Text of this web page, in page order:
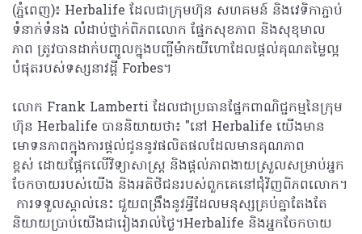
(ភ្នំពេញ)៖ Herbalife ដែលជាក្រុមហ៊ុន សហគមន៍ និងវេទិកាភ្ជាប់
ទំនាក់ទំនង លំដាប់ថ្នាក់ពិភពលោក ផ្នែកសុខភាព និងសុខុមាល
ភាព ត្រូវ​បាន​ដាក់​បញ្ចូល​ក្នុង​បញ្ជី​ម៉ាក​យីហោ​ដែលផ្តល់គុណតម្លៃល្អ​
បំផុតរបស់​ទស្សនាវដ្ដី Forbes។
លោក Frank Lamberti ដែល​ជា​ប្រធាន​ផ្នែក​ពាណិជ្ជកម្ម​នៃ​ក្រុម
ហ៊ុន Herbalife បាន​និយាយ​ថា៖ "នៅ Herbalife យើងមាន​
មោទនភាព​ក្នុង​ការ​ផ្តល់​ជូន​នូវ​ផលិតផល​ដែល​មាន​គុណភាព​
ខ្ពស់ ដោយ​ផ្អែក​លើ​វិទ្យាសាស្រ្ត និងផ្តល់ភាពងាយ​ស្រួលសម្រាប់​អ្នក​
ចែកចាយ​របស់​យើង និង​អតិថិជន​របស់​ពួក​គេ​នៅ​ជុំវិញ​ពិភពលោក។
ការ​ទទួល​ស្គាល់​នេះ ជួយពង្រឹង​នូវ​អ្វី​ដែល​មនុស្សគ្រប់គ្នាតែងតែ
និយាយ​ប្រាប់​យើង​ជា​រៀងរាល់​ថ្ងៃ។Herbalife និង​អ្នក​ចែកចាយ